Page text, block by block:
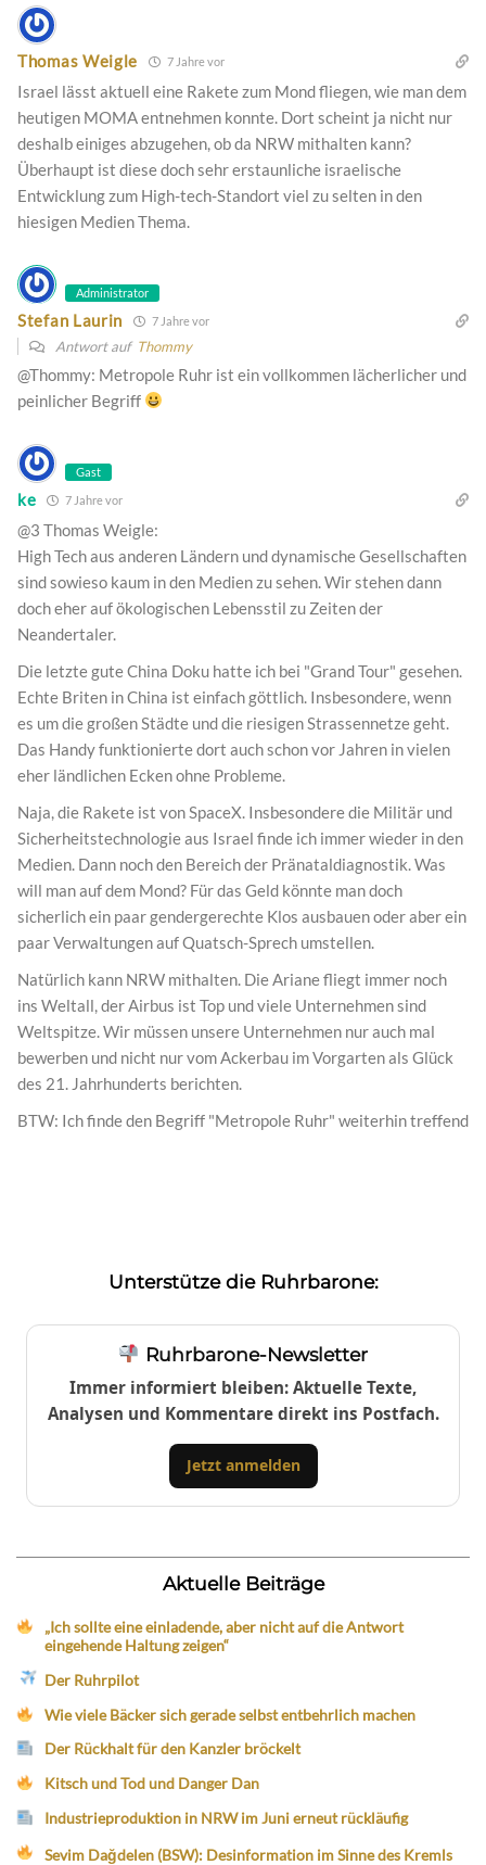
Thomas Weigle 7 Jahre vor
Israel lässt aktuell eine Rakete zum Mond fliegen, wie man dem
heutigen MOMA entnehmen konnte. Dort scheint ja nicht nur
deshalb einiges abzugehen, ob da NRW mithalten kann?
Überhaupt ist diese doch sehr erstaunliche israelische
Entwicklung zum High-tech-Standort viel zu selten in den
hiesigen Medien Thema.
Administrator
Stefan Laurin 7 Jahre vor
Antwort auf Thommy
@Thommy: Metropole Ruhr ist ein vollkommen lächerlicher und
peinlicher Begriff
Gast
ke 7 Jahre vor
@3 Thomas Weigle:
High Tech aus anderen Ländern und dynamische Gesellschaften
sind sowieso kaum in den Medien zu sehen. Wir stehen dann
doch eher auf ökologischen Lebensstil zu Zeiten der
Neandertaler.
Die letzte gute China Doku hatte ich bei "Grand Tour" gesehen.
Echte Briten in China ist einfach göttlich. Insbesondere, wenn
es um die großen Städte und die riesigen Strassennetze geht.
Das Handy funktionierte dort auch schon vor Jahren in vielen
eher ländlichen Ecken ohne Probleme.
Naja, die Rakete ist von SpaceX. Insbesondere die Militär und
Sicherheitstechnologie aus Israel finde ich immer wieder in den
Medien. Dann noch den Bereich der Pränataldiagnostik. Was
will man auf dem Mond? Für das Geld könnte man doch
sicherlich ein paar gendergerechte Klos ausbauen oder aber ein
paar Verwaltungen auf Quatsch-Sprech umstellen.
Natürlich kann NRW mithalten. Die Ariane fliegt immer noch
ins Weltall, der Airbus ist Top und viele Unternehmen sind
Weltspitze. Wir müssen unsere Unternehmen nur auch mal
bewerben und nicht nur vom Ackerbau im Vorgarten als Glück
des 21. Jahrhunderts berichten.
BTW: Ich finde den Begriff "Metropole Ruhr" weiterhin treffend
Unterstütze die Ruhrbarone:
Ruhrbarone-Newsletter
Immer informiert bleiben: Aktuelle Texte,
Analysen und Kommentare direkt ins Postfach.
Jetzt anmelden
Aktuelle Beiträge
„Ich sollte eine einladende, aber nicht auf die Antwort
eingehende Haltung zeigen“
Der Ruhrpilot
Wie viele Bäcker sich gerade selbst entbehrlich machen
Der Rückhalt für den Kanzler bröckelt
Kitsch und Tod und Danger Dan
Industrieproduktion in NRW im Juni erneut rückläufig
Sevim Dağdelen (BSW): Desinformation im Sinne des Kremls